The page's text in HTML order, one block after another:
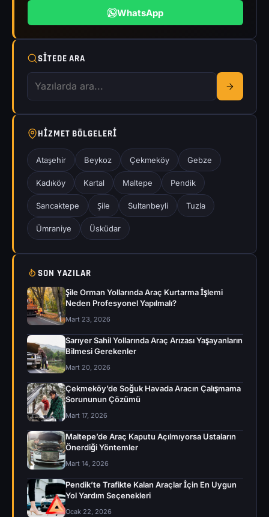
WhatsApp
SITEDE ARA
HIZMET BÖLGELERI
Ataşehir Beykoz Çekmeköy Gebze
Kadıköy Kartal Maltepe Pendik
Sancaktepe Şile Sultanbeyli Tuzla
Ümraniye Üsküdar
SON YAZILAR
Şile Orman Yollarında Araç Kurtarma İşlemi
Neden Profesyonel Yapılmalı?
Mart 23, 2026
Sarıyer Sahil Yollarında Araç Arızası Yaşayanların
Bilmesi Gerekenler
Mart 20, 2026
Çekmeköy’de Soğuk Havada Aracın Çalışmama
Sorununun Çözümü
Mart 17, 2026
Maltepe’de Araç Kaputu Açılmıyorsa Ustaların
Önerdiği Yöntemler
Mart 14, 2026
Pendik’te Trafikte Kalan Araçlar İçin En Uygun
Yol Yardım Seçenekleri
Ocak 22, 2026